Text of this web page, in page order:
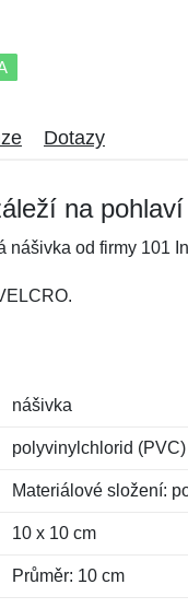
Dotazy
na pohlaví
nášivka od firmy 101
nášivka
polyvinylchlorid (PVC)
Materiálové složení:
10 x 10 cm
Průměr: 10 cm